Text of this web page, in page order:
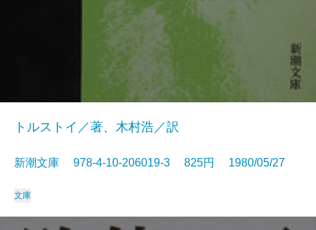
トルストイ／著、木村浩／訳
新潮文庫 978-4-10-206019-3 825円 1980/05/27
文庫